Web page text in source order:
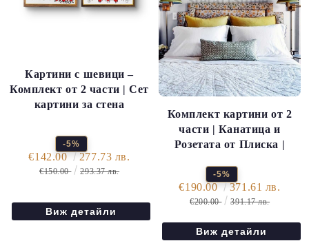
Картини с шевици –
Комплект от 2 части | Сет
картини за стена
-5%
€142.00 277.73 лв.
€150.00 293.37 лв.
Виж детайли
Комплект картини от 2
части | Канатица и
Розетата от Плиска |
-5%
€190.00 371.61 лв.
€200.00 391.17 лв.
Виж детайли